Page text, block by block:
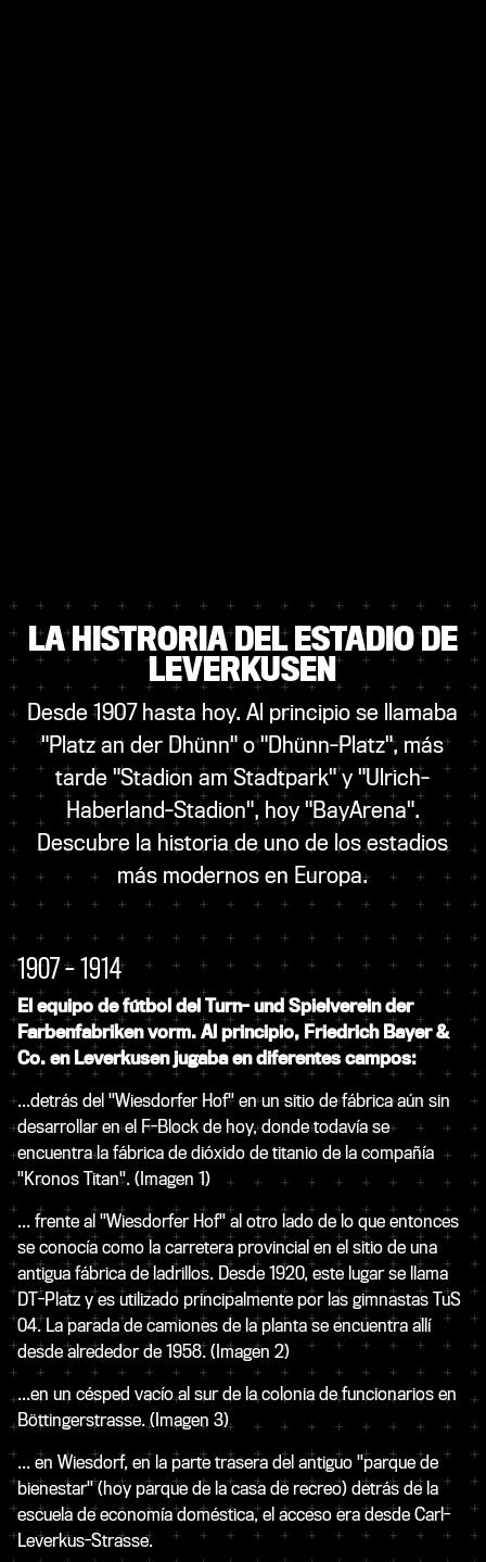
LA HISTRORIA DEL ESTADIO DE
LEVERKUSEN
Desde 1907 hasta hoy. Al principio se llamaba
"Platz an der Dhünn" o "Dhünn-Platz", más
tarde "Stadion am Stadtpark" y "Ulrich-
Haberland-Stadion", hoy "BayArena".
Descubre la historia de uno de los estadios
más modernos en Europa.
1907 – 1914
El equipo de fútbol del Turn- und Spielverein der
Farbenfabriken vorm. Al principio, Friedrich Bayer &
Co. en Leverkusen jugaba en diferentes campos:
...detrás del "Wiesdorfer Hof" en un sitio de fábrica aún sin
desarrollar en el F-Block de hoy, donde todavía se
encuentra la fábrica de dióxido de titanio de la compañía
"Kronos Titan". (Imagen 1)
... frente al "Wiesdorfer Hof" al otro lado de lo que entonces
se conocía como la carretera provincial en el sitio de una
antigua fábrica de ladrillos. Desde 1920, este lugar se llama
DT-Platz y es utilizado principalmente por las gimnastas TuS
04. La parada de camiones de la planta se encuentra allí
desde alrededor de 1958. (Imagen 2)
...en un césped vacío al sur de la colonia de funcionarios en
Böttingerstrasse. (Imagen 3)
... en Wiesdorf, en la parte trasera del antiguo "parque de
bienestar" (hoy parque de la casa de recreo) detrás de la
escuela de economía doméstica, el acceso era desde Carl-
Leverkus-Strasse.